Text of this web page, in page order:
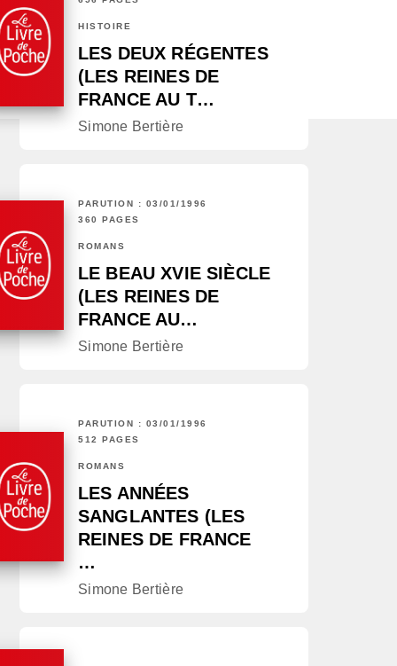
HISTOIRE
LES DEUX RÉGENTES
(LES REINES DE
FRANCE AU T…
Simone Bertière
PARUTION : 03/01/1996
360 PAGES
ROMANS
LE BEAU XVIE SIÈCLE
(LES REINES DE
FRANCE AU…
Simone Bertière
PARUTION : 03/01/1996
512 PAGES
ROMANS
LES ANNÉES
SANGLANTES (LES
REINES DE FRANCE
…
Simone Bertière